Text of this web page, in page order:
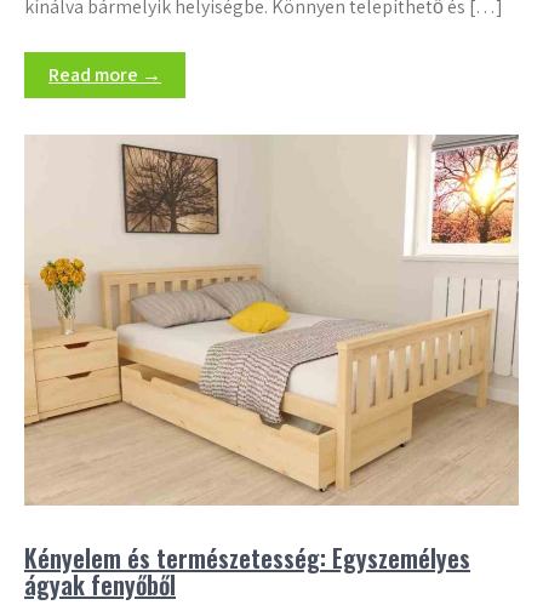
kínálva bármelyik helyiségbe. Könnyen telepíthető és […]
Read more →
Kényelem és természetesség: Egyszemélyes
ágyak fenyőből